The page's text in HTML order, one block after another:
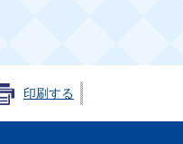
印刷する